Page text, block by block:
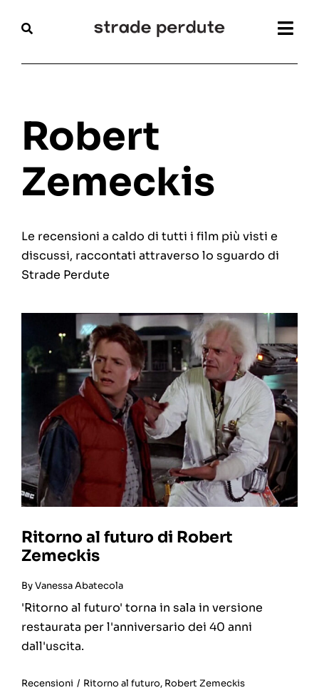
Magazine
Interviste
Festival
Articoli
Robert
Zemeckis
Le recensioni a caldo di tutti i film più visti e
discussi, raccontati attraverso lo sguardo di
Strade Perdute
Ritorno al futuro di Robert
Zemeckis
ByVanessa Abatecola
'Ritorno al futuro' torna in sala in versione
restaurata per l'anniversario dei 40 anni
dall'uscita.
Recensioni / Ritorno al futuro, Robert Zemeckis